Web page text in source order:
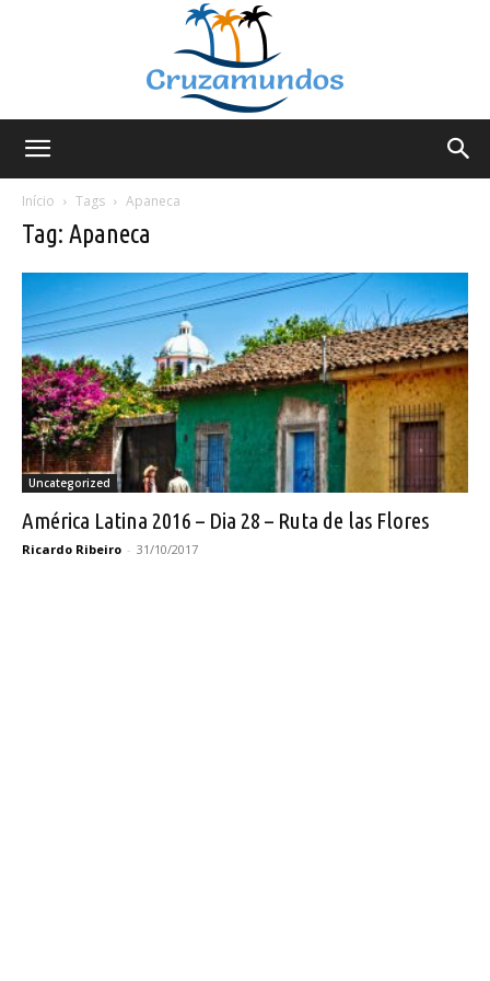
Início
Tags Apaneca
Tag: Apaneca
Uncategorized
América Latina 2016 – Dia 28 – Ruta de las Flores
Ricardo Ribeiro - 31/10/2017